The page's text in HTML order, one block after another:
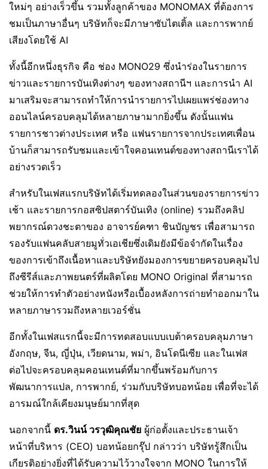
ใหม่ๆ อย่างเร็วขึ้น รวมทั้งลูกค้าของ MONOMAX ที่ต้องการ
ชมเป็นภาษาอื่นๆ บริษัทก็จะมีภาษาซับไตเติ้ล และการพากย์
เสียงโดยใช้ AI
ทั้งนี้อีกหนึ่งธุรกิจ คือ ช่อง MONO29 ซึ่งนำร่องในรายการ
ข่าวและรายการบันเทิงต่างๆ ของทางสถานีฯ และการนำ AI
มาเสริมจะสามารถทำให้การนำรายการไปเผยแพร่ช่องทาง
ออนไลน์ครอบคลุมได้หลายภาษามากยิ่งขึ้น ดังนั้นแฟน
รายการชาวต่างประเทศ หรือ แฟนรายการจากประเทศเพื่อน
บ้านก็สามารถรับชมและเข้าใจคอนเทนต์ของทางสถานีเราได้
อย่างรวดเร็ว
สำหรับในเฟสแรกบริษัทได้เริ่มทดลองในส่วนของรายการข่าว
เช้า และรายการกอสซิปสตาร์บันเทิง (online) รวมถึงคลิป
พยากรณ์ดวงชะตาของ อาจารย์คฑา ชินบัญชร เพื่อสามารถ
รองรับแฟนคลับสายมูทั่วเอเชียซึ่งเดิมยังมีข้อจำกัดในเรื่อง
ของการเข้าถึงเนื้อหาและบริษัทยังมองการขยายครอบคลุมไป
ถึงซีรีส์และภาพยนตร์ที่ผลิตโดย MONO Original ที่สามารถ
ช่วยให้การทำตัวอย่างหนังหรือเบื้องหลังการถ่ายทำออกมาใน
หลายภาษารวมถึงหลายเวอร์ชั่น
อีกทั้งในเฟสแรกนี้จะมีการทดสอบแบบเบต้าครอบคลุมภาษา
อังกฤษ, จีน, ญี่ปุ่น, เวียดนาม, พม่า, อินโดนีเซีย และในเฟส
ต่อไปจะครอบคลุมคอนเทนต์ที่มากขึ้นพร้อมกับการ
พัฒนาการแปล, การพากย์, ร่วมกับบริษัทบอทน้อย เพื่อที่จะได้
อารมณ์ใกล้เคียงมนุษย์มากที่สุด
นอกจากนี้ ดร.วินน์ วรวุฒิคุณชัย ผู้ก่อตั้งและประธานเจ้า
หน้าที่บริหาร (CEO) บอทน้อยกรุ๊ป กล่าวว่า บริษัทรู้สึกเป็น
เกียรติอย่างยิ่งที่ได้รับความไว้วางใจจาก MONO ในการให้